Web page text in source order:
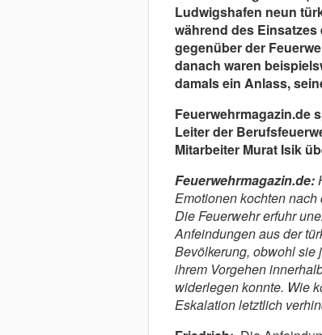
Ludwigshafen neun
während des
gegenüber der
danach waren
damals ein Anlass,
Feuerwehrmagazin.de
Leiter der
Mitarbeiter Murat Isik
Feuerwehrmagazin.de:
Emotionen kochten nach
Die Feuerwehr erfuhr
Anfeindungen aus der
Bevölkerung, obwohl sie
ihrem Vorgehen
widerlegen konnte. Wie
Eskalation letztlich